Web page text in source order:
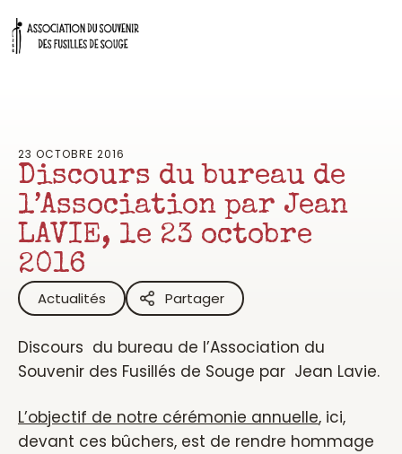
au
contenu
23 OCTOBRE 2016
Discours du bureau de
l’Association par Jean
LAVIE, le 23 octobre
2016
Actualités Partager
Discours du bureau de l’Association du
Souvenir des Fusillés de Souge par Jean Lavie.
L’objectif de notre cérémonie annuelle, ici,
devant ces bûchers, est de rendre hommage